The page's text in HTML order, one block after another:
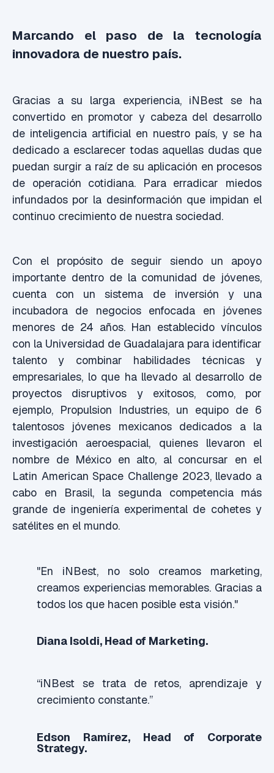
Marcando el paso de la tecnología
innovadora de nuestro país.
Gracias a su larga experiencia, iNBest se ha
convertido en promotor y cabeza del desarrollo
de inteligencia artificial en nuestro país, y se ha
dedicado a esclarecer todas aquellas dudas que
puedan surgir a raíz de su aplicación en procesos
de operación cotidiana. Para erradicar miedos
infundados por la desinformación que impidan el
continuo crecimiento de nuestra sociedad.
Con el propósito de seguir siendo un apoyo
importante dentro de la comunidad de jóvenes,
cuenta con un sistema de inversión y una
incubadora de negocios enfocada en jóvenes
menores de 24 años. Han establecido vínculos
con la Universidad de Guadalajara para identificar
talento y combinar habilidades técnicas y
empresariales, lo que ha llevado al desarrollo de
proyectos disruptivos y exitosos, como, por
ejemplo, Propulsion Industries, un equipo de 6
talentosos jóvenes mexicanos dedicados a la
investigación aeroespacial, quienes llevaron el
nombre de México en alto, al concursar en el
Latin American Space Challenge 2023, llevado a
cabo en Brasil, la segunda competencia más
grande de ingeniería experimental de cohetes y
satélites en el mundo.
"En iNBest, no solo creamos marketing,
creamos experiencias memorables. Gracias a
todos los que hacen posible esta visión."
Diana Isoldi, Head of Marketing.
“iNBest se trata de retos, aprendizaje y
crecimiento constante.”
Edson Ramírez, Head of Corporate
Strategy.